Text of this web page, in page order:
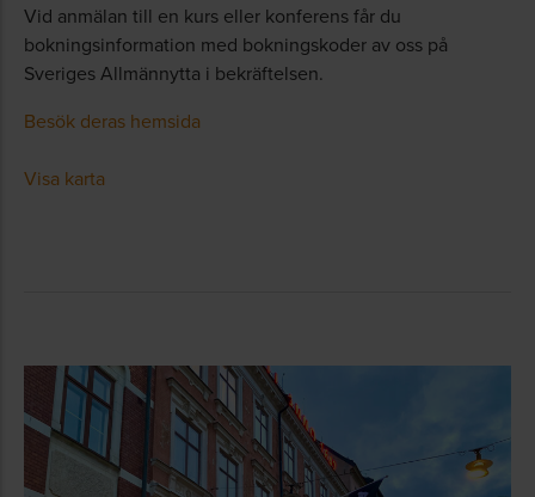
Vid anmälan till en kurs eller konferens får du
bokningsinformation med bokningskoder av oss på
Sveriges Allmännytta i bekräftelsen.
Besök deras hemsida
Visa karta